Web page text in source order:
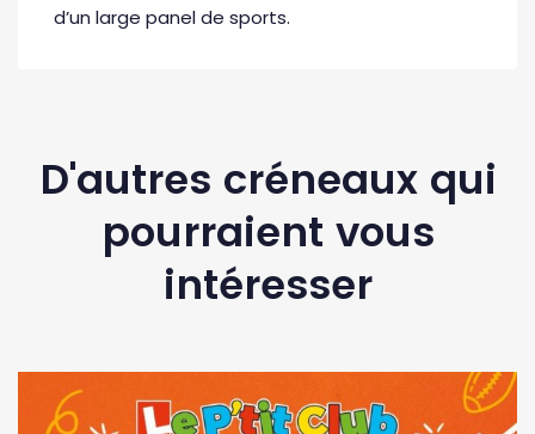
d’un large panel de sports.
D'autres créneaux qui
pourraient vous
intéresser